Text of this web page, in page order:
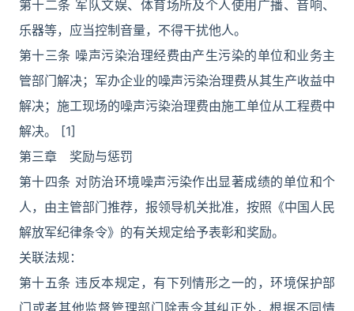
第十二条 军队文娱、体育场所及个人使用广播、音响、
乐器等，应当控制音量，不得干扰他人。
第十三条 噪声污染治理经费由产生污染的单位和业务主
管部门解决；军办企业的噪声污染治理费从其生产收益中
解决；施工现场的噪声污染治理费由施工单位从工程费中
解决。 [1]
第三章 奖励与惩罚
第十四条 对防治环境噪声污染作出显著成绩的单位和个
人，由主管部门推荐，报领导机关批准，按照《中国人民
解放军纪律条令》的有关规定给予表彰和奖励。
关联法规：
第十五条 违反本规定，有下列情形之一的，环境保护部
门或者其他监督管理部门除责令其纠正外，根据不同情